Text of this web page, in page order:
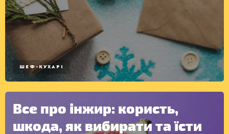
КОНСЕРВАЦІЯ
ШЕФ-КУХАРІ
Все про інжир: користь,
шкода, як вибирати та їсти